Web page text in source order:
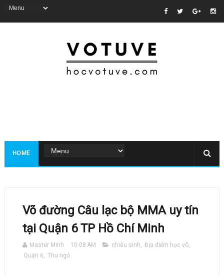
HOME
Võ đường Câu lạc bộ MMA uy tín
tại Quận 6 TP Hồ Chí Minh
Master Minh 10:08 AM chiêu sinh, Địa điểm học võ,
Quận 6, Thư ngỏ